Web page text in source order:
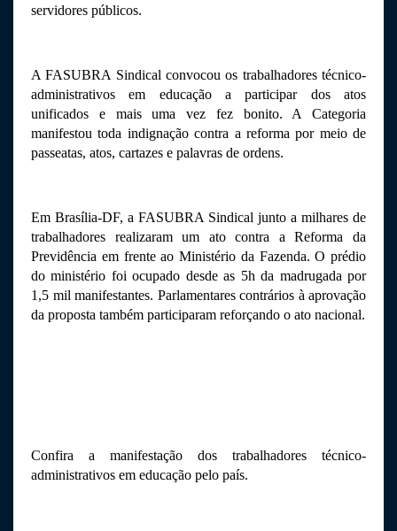
servidores públicos.
A FASUBRA Sindical convocou os trabalhadores técnico-
administrativos em educação a participar dos atos
unificados e mais uma vez fez bonito. A Categoria
manifestou toda indignação contra a reforma por meio de
passeatas, atos, cartazes e palavras de ordens.
Em Brasília-DF, a FASUBRA Sindical junto a milhares de
trabalhadores realizaram um ato contra a Reforma da
Previdência em frente ao Ministério da Fazenda. O prédio
do ministério foi ocupado desde as 5h da madrugada por
1,5 mil manifestantes. Parlamentares contrários à aprovação
Confira a manifestação dos trabalhadores técnico-
administrativos em educação pelo país.